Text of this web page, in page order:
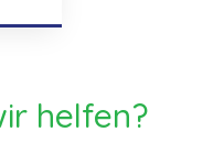
helfen?